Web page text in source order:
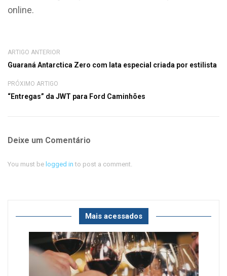
online.
ARTIGO ANTERIOR
Guaraná Antarctica Zero com lata especial criada por estilista
PRÓXIMO ARTIGO
“Entregas” da JWT para Ford Caminhões
Deixe um Comentário
You must be logged in to post a comment.
Mais acessados